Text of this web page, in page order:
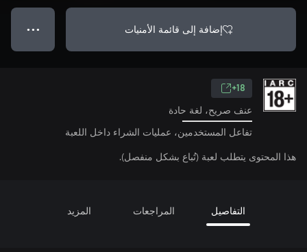
إضافة إلى قائمة الأمنيات ● ● ●
18+
عنف صريح، لغة حادة
تفاعل المستخدمين، عمليات الشراء داخل اللعبة
هذا المحتوى يتطلب لعبة (تُباع بشكل منفصل).
التفاصيل المراجعات المزيد